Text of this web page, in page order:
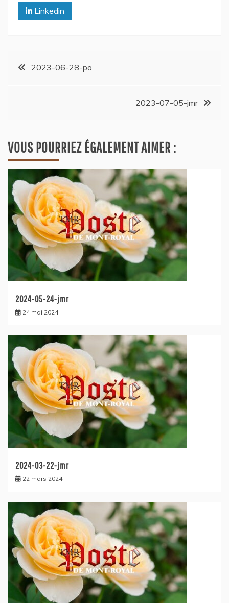
Linkedin
2023-06-28-po
2023-07-05-jmr
VOUS POURRIEZ ÉGALEMENT AIMER :
2024-05-24-jmr
24 mai 2024
2024-03-22-jmr
22 mars 2024